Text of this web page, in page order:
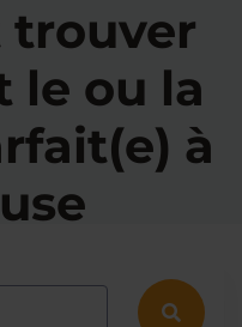
trouver
le ou la
à